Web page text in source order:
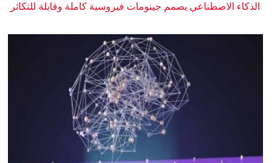
الذكاء الاصطناعي يصمم جينومات فيروسية كاملة وقابلة للتكاثر